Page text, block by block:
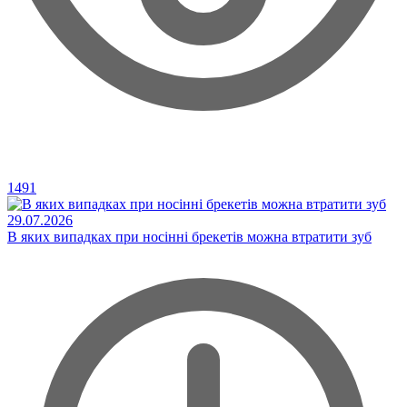
1491
29.07.2026
В яких випадках при носінні брекетів можна втратити зуб